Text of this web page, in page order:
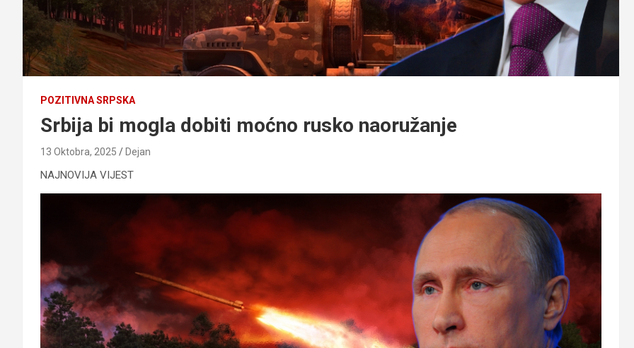
POZITIVNA SRPSKA
Srbija bi mogla dobiti moćno rusko naoružanje
13 Oktobra, 2025 Dejan
NAJNOVIJA VIJEST